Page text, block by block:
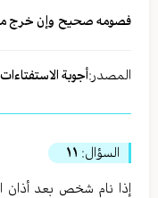
فصومه صحيح وإن خرج منه
المصدر:أجوبة الاستفتاءات
السؤال: ١١
إذا نام شخص بعد أذان